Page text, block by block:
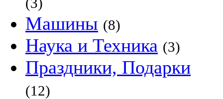
Машины (8)
Наука и Техника (3)
Праздники, Подарки
(12)